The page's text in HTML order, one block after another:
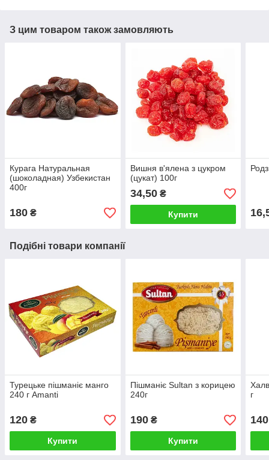
З цим товаром також замовляють
Курага Натуральная
(шоколадная) Узбекистан
400г
180 ₴
Вишня в'ялена з цукром
(цукат) 100г
34,50₴
Купити
Подібні товари компанії
Турецьке пішманіє манго
240 г Amanti
120 ₴
Купити
Пішманіє Sultan з корицею
240г
190₴
Купити
г
140